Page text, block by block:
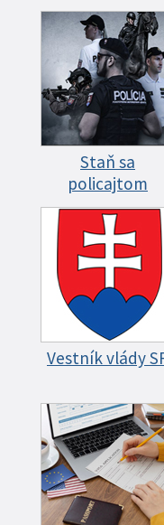
Staň sa
policajtom
Vestník vlády